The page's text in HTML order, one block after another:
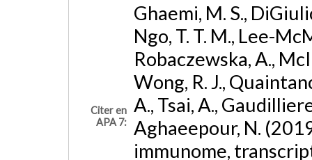
Citer en
APA 7:
Ghaemi, M. S.,
Ngo, T. T. M., Lee-
Robaczewska, A.,
Wong, R. J.,
A., Tsai, A.,
Aghaeepour, N.
immunome,